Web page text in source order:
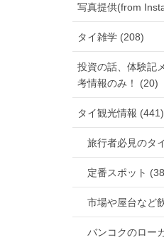
写真提供(from
タイ雑学 (208)
投資の話、体験記
考情報のみ！ (20)
タイ観光情報 (441)
旅行者必見のタ
定番スポット
市場や屋台など
バンコクのロー